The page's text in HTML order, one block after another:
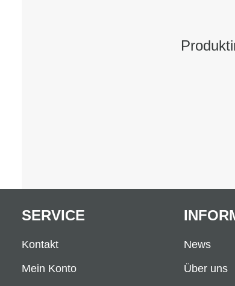
SERVICE
Kontakt
Mein Konto
News
Über uns